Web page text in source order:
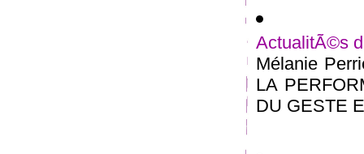
ActualitÃ©s
Mélanie
LA
DU GESTE